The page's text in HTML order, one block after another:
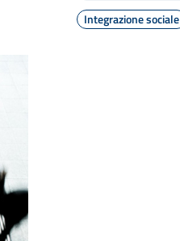
Integrazione sociale